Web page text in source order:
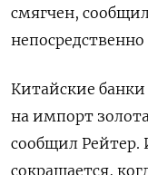
смягчен,
Китайские
на импорт
сообщил Рейтер.
сокращается,